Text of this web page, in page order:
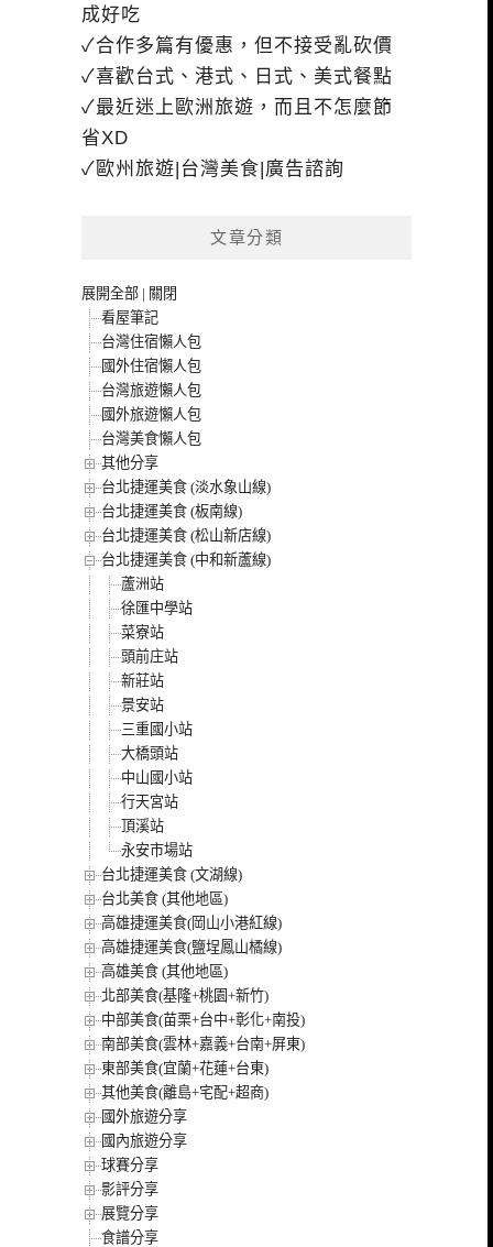
成好吃
✓合作多篇有優惠，但不接受亂砍價
✓喜歡台式、港式、日式、美式餐點
✓最近迷上歐洲旅遊，而且不怎麼節
省XD
✓歐州旅遊|台灣美食|廣告諮詢
文章分類
展開全部 | 關閉
看屋筆記
台灣住宿懶人包
國外住宿懶人包
台灣旅遊懶人包
國外旅遊懶人包
台灣美食懶人包
其他分享
台北捷運美食 (淡水象山線)
台北捷運美食 (板南線)
台北捷運美食 (松山新店線)
台北捷運美食 (中和新蘆線)
蘆洲站
徐匯中學站
菜寮站
頭前庄站
新莊站
景安站
三重國小站
大橋頭站
中山國小站
行天宮站
頂溪站
永安市場站
台北捷運美食 (文湖線)
台北美食 (其他地區)
高雄捷運美食(岡山小港紅線)
高雄捷運美食(鹽埕鳳山橘線)
高雄美食 (其他地區)
北部美食(基隆+桃園+新竹)
中部美食(苗栗+台中+彰化+南投)
南部美食(雲林+嘉義+台南+屏東)
東部美食(宜蘭+花蓮+台東)
其他美食(離島+宅配+超商)
國外旅遊分享
國內旅遊分享
球賽分享
影評分享
展覽分享
食譜分享